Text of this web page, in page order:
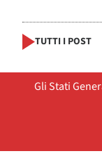
TUTTI I POST
Gli Stati